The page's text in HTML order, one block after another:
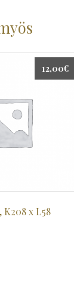
K208 x L58
12,00€